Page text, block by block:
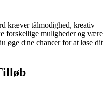
kræver tålmodighed, kreativ
forskellige muligheder og være
øge dine chancer for at løse dit